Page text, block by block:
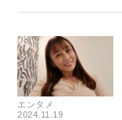
エンタメ
2024.11.19